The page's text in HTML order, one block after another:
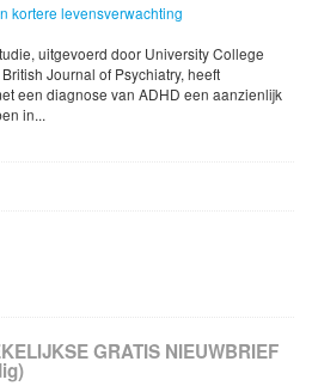
kortere levensverwachting
uitgevoerd door University College
Journal of Psychiatry, heeft
een diagnose van ADHD een aanzienlijk
in...
GRATIS NIEUWBRIEF